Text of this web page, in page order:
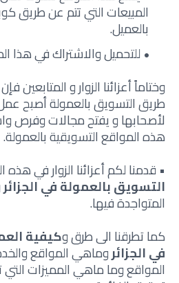
المبيعات التي تتم عن طريق
بالعميل.
للتحميل والاشتراك في هذا
وختاماً أعزائنا الزوار و المتابعين
طريق التسويق بالعمولة أصبح عمل
لأصحابها و يفتح مجالات
هذه المواقع التسويقية بالعمولة.
• قدمنا لكم أعزائنا الزوار في
التسويق بالعمولة في الجزائر
المتواجدة فيها.
كما تطرقنا الى طرق وكيفية
في الجزائروماهي المواقع
المواقع وما ماهي المميزات التي